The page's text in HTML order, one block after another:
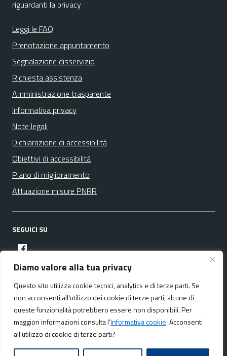
Diamo valore alla tua privacy
Questo sito utilizza cookie tecnici, analytics e di terze parti. Se
non acconsenti all'utilizzo dei cookie di terze parti, alcune di
queste funzionalità potrebbero essere non disponibili. Per
maggiori informazioni consulta l'Informativa cookie. Acconsenti
all'utilizzo di cookie di terze parti?
riguardanti la privacy
Leggi le FAQ
Prenotazione appuntamento
Segnalazione disservizio
Richiesta assistenza
Amministrazione trasparente
Informativa privacy
Note legali
Dichiarazione di accessibilità
Obiettivi di accessibilità
Piano di miglioramento
Attuazione misure PNRR
SEGUICI SU
facebook
Media policy Mappa del sito
Realizzato da:NeMeA Sistemi Srl